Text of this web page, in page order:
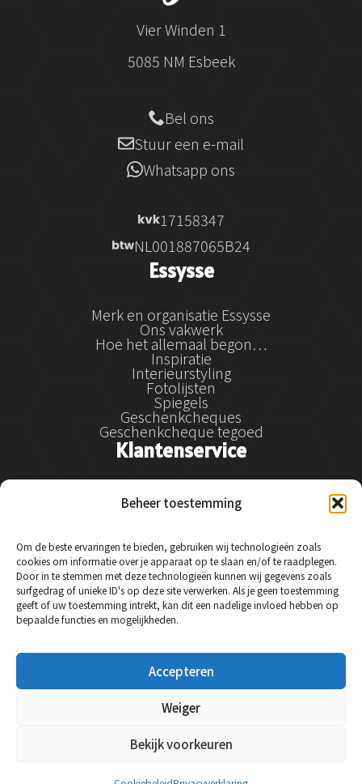
Beheer toestemming
Om de beste ervaringen te bieden, gebruiken wij technologieën zoals
cookies om informatie over je apparaat op te slaan en/of te raadplegen.
Door in te stemmen met deze technologieën kunnen wij gegevens zoals
surfgedrag of unieke ID's op deze site verwerken. Als je geen toestemming
geeft of uw toestemming intrekt, kan dit een nadelige invloed hebben op
bepaalde functies en mogelijkheden.
Accepteren
Weiger
Bekijk voorkeuren
Vier Winden 1
5085 NM Esbeek
Bel ons
Stuur een e-mail
Whatsapp ons
17158347
NL001887065B24
Essysse
Merk en organisatie Essysse
Ons vakwerk
Hoe het allemaal begon…
Inspiratie
Interieurstyling
Fotolijsten
Spiegels
Geschenkcheques
Geschenkcheque tegoed
Klantenservice
Klantenservice
Betalen
Retourneren en klachtenregeling
Service & garantie
Veelgestelde vragen
Contact
Social Media
Instagram
Facebook
LinkedIn